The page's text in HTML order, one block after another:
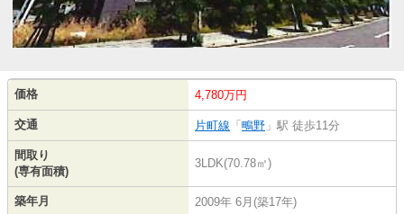
価格 4,780万円
交通 片町線 「 鴫野 」駅 徒歩11分
間取り
(専有面積)
3LDK(70.78㎡)
築年月 2009年 6月(築17年)